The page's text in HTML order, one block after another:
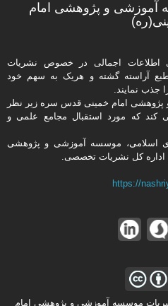
آموزشی و پژوهشی امام
اطلاعات اجمالی در خصوص نشریات
آراسته گشته و هریک به سهم خود
جذب نمایند.
پژوهشی امام خمینی قدس سره زیر نظر
چاپ می کند که مورد استقبال مجامع علمی و
اسلامی، موسسه آموزشی و پژوهشی
اداره كل نشریات تخصصی.
https://
موسسه آموزشی و پژوهشی امام